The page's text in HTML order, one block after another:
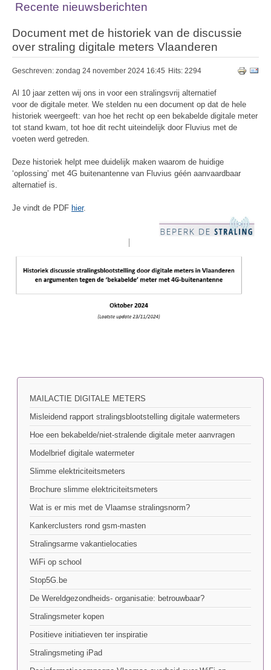
Recente nieuwsberichten
Document met de historiek van de discussie
over straling digitale meters Vlaanderen
Geschreven: zondag 24 november 2024 16:45 Hits: 2294
Al 10 jaar zetten wij ons in voor een stralingsvrij alternatief
voor de digitale meter. We stelden nu een document op dat de hele
historiek weergeeft: van hoe het recht op een bekabelde digitale meter
tot stand kwam, tot hoe dit recht uiteindelijk door Fluvius met de
voeten werd getreden.
Deze historiek helpt mee duidelijk maken waarom de huidige
‘oplossing’ met 4G buitenantenne van Fluvius géén aanvaardbaar
alternatief is.
Je vindt de PDF hier.
MAILACTIE DIGITALE METERS
Misleidend rapport stralingsblootstelling digitale watermeters
Hoe een bekabelde/niet-stralende digitale meter aanvragen
Modelbrief digitale watermeter
Slimme elektriciteitsmeters
Brochure slimme elektriciteitsmeters
Wat is er mis met de Vlaamse stralingsnorm?
Kankerclusters rond gsm-masten
Stralingsarme vakantielocaties
WiFi op school
Stop5G.be
De Wereldgezondheids- organisatie: betrouwbaar?
Stralingsmeter kopen
Positieve initiatieven ter inspiratie
Stralingsmeting iPad